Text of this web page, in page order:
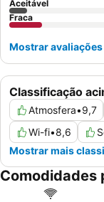
Classificação
Atmosfera•9,7
Wi-fi•8,6
Mostrar mais
Aceitável
Fraca
Mostrar avaliações
Comodidades